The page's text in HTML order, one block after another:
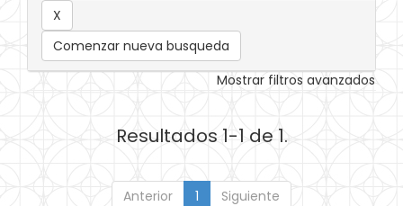
Comenzar nueva busqueda
Mostrar filtros avanzados
Resultados 1-1 de 1.
Anterior 1 Siguiente